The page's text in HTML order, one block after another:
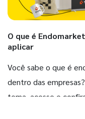
O que é
aplicar
Você sabe o que é
dentro das
tema, acesse e